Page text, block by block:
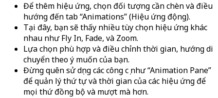
Để thêm hiệu ứng, chọn đối tượng cần chèn và điều
hướng đến tab “Animations” (Hiệu ứng động).
Tại đây, bạn sẽ thấy nhiều tùy chọn hiệu ứng khác
nhau như Fly In, Fade, và Zoom.
Lựa chọn phù hợp và điều chỉnh thời gian, hướng di
chuyển theo ý muốn của bạn.
Đừng quên sử dụng các công cụ như “Animation Pane”
để quản lý thứ tự và thời gian của các hiệu ứng để
mọi thứ đồng bộ và mượt mà hơn.